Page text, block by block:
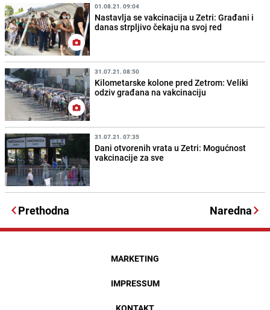
01.08.21. 09:04
Nastavlja se vakcinacija u Zetri: Građani i
danas strpljivo čekaju na svoj red
31.07.21. 08:50
Kilometarske kolone pred Zetrom: Veliki
odziv građana na vakcinaciju
31.07.21. 07:35
Dani otvorenih vrata u Zetri: Mogućnost
vakcinacije za sve
Prethodna Naredna
MARKETING
IMPRESSUM